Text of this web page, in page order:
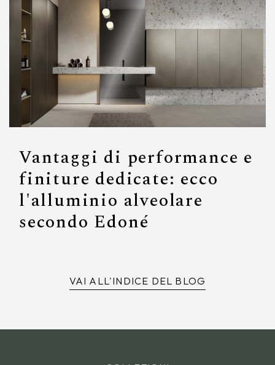
Vantaggi di performance e
finiture dedicate: ecco
l'alluminio alveolare
secondo Edoné
VAI ALL'INDICE DEL BLOG